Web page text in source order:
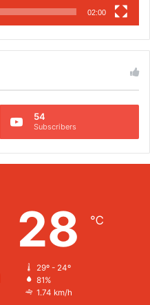
02:00
54
Subscribers
28 ℃
29º - 24º
81%
1.74 km/h